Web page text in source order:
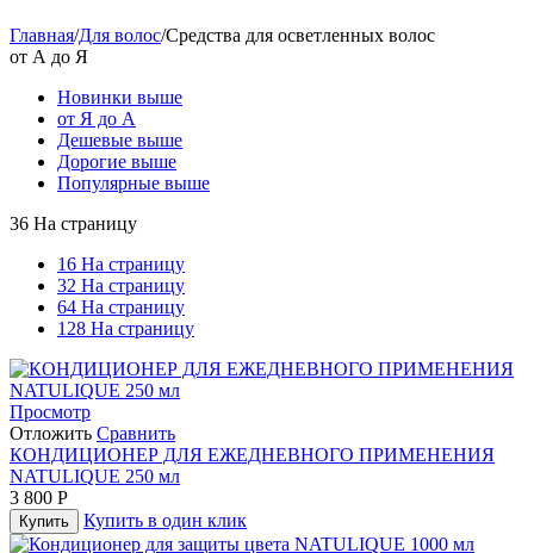
Главная/Для волос/Средства для осветленных волос
от А до Я
Новинки выше
от Я до А
Дешевые выше
Дорогие выше
Популярные выше
36 На страницу
16 На страницу
32 На страницу
64 На страницу
128 На страницу
Просмотр
Отложить Сравнить
КОНДИЦИОНЕР ДЛЯ ЕЖЕДНЕВНОГО ПРИМЕНЕНИЯ
NATULIQUE 250 мл
3 800 Р
Купить Купить в один клик